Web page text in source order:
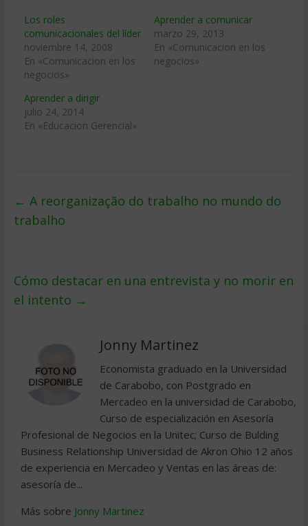
Los roles
comunicacionales del líder
noviembre 14, 2008
En «Comunicacion en los
negocios»
Aprender a comunicar
marzo 29, 2013
En «Comunicacion en los
negocios»
Aprender a dirigir
julio 24, 2014
En «Educacion Gerencial»
← A reorganização do trabalho no mundo do
trabalho
Cómo destacar en una entrevista y no morir en
el intento →
Jonny Martinez
Economista graduado en la Universidad
de Carabobo, con Postgrado en
Mercadeo en la universidad de Carabobo,
Curso de especialización en Asesoría
Profesional de Negocios en la Unitec; Curso de Bulding
Business Relationship Universidad de Akron Ohio 12 años
de experiencia en Mercadeo y Ventas en las áreas de:
asesoría de...
Más sobre Jonny Martinez